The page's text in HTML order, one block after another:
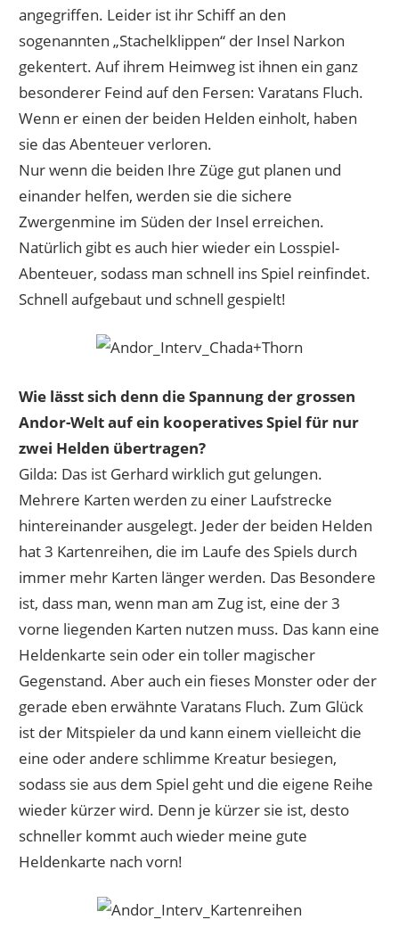
angegriffen. Leider ist ihr Schiff an den
sogenannten „Stachelklippen“ der Insel Narkon
gekentert. Auf ihrem Heimweg ist ihnen ein ganz
besonderer Feind auf den Fersen: Varatans Fluch.
Wenn er einen der beiden Helden einholt, haben
sie das Abenteuer verloren.
Nur wenn die beiden Ihre Züge gut planen und
einander helfen, werden sie die sichere
Zwergenmine im Süden der Insel erreichen.
Natürlich gibt es auch hier wieder ein Losspiel-
Abenteuer, sodass man schnell ins Spiel reinfindet.
Schnell aufgebaut und schnell gespielt!
Wie lässt sich denn die Spannung der grossen
Andor-Welt auf ein kooperatives Spiel für nur
zwei Helden übertragen?
Gilda: Das ist Gerhard wirklich gut gelungen.
Mehrere Karten werden zu einer Laufstrecke
hintereinander ausgelegt. Jeder der beiden Helden
hat 3 Kartenreihen, die im Laufe des Spiels durch
immer mehr Karten länger werden. Das Besondere
ist, dass man, wenn man am Zug ist, eine der 3
vorne liegenden Karten nutzen muss. Das kann eine
Heldenkarte sein oder ein toller magischer
Gegenstand. Aber auch ein fieses Monster oder der
gerade eben erwähnte Varatans Fluch. Zum Glück
ist der Mitspieler da und kann einem vielleicht die
eine oder andere schlimme Kreatur besiegen,
sodass sie aus dem Spiel geht und die eigene Reihe
wieder kürzer wird. Denn je kürzer sie ist, desto
schneller kommt auch wieder meine gute
Heldenkarte nach vorn!